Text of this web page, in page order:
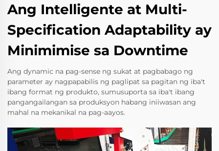
Ang Intelligente at Multi-
Specification Adaptability ay
Minimimise sa Downtime
Ang dynamic na pag-sense ng sukat at pagbabago ng
parameter ay nagpapabilis ng paglipat sa pagitan ng iba't
ibang format ng produkto, sumusuporta sa iba't ibang
pangangailangan sa produksyon habang iniiwasan ang
mahal na mekanikal na pag-aayos.